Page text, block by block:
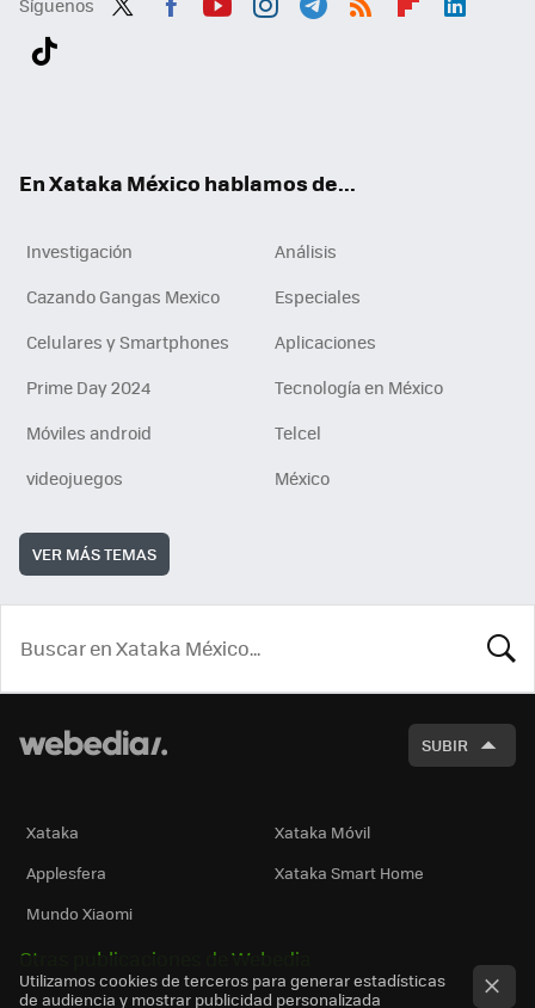
En Xataka México hablamos de...
Investigación
Análisis
Cazando Gangas Mexico
Especiales
Celulares y Smartphones
Aplicaciones
Prime Day 2024
Tecnología en México
Móviles android
Telcel
videojuegos
México
VER MÁS TEMAS
SUBIR
Xataka
Xataka Móvil
Applesfera
Xataka Smart Home
Mundo Xiaomi
Otras publicaciones de Webedia
Utilizamos cookies de terceros para generar estadísticas
de audiencia y mostrar publicidad personalizada